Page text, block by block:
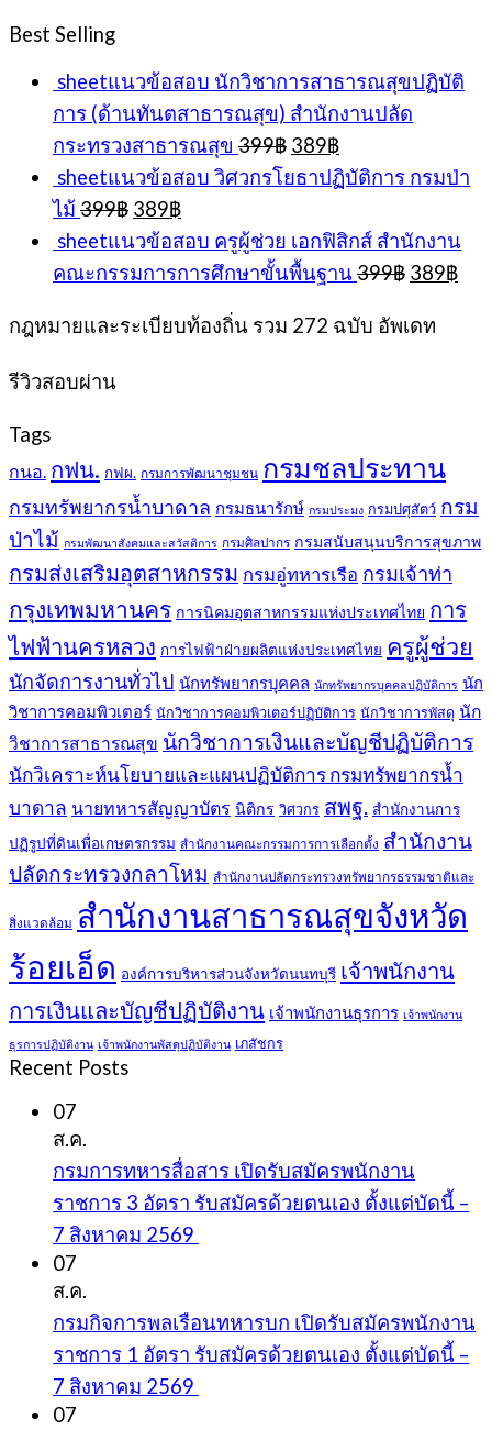
Best Selling
sheetแนวข้อสอบ นักวิชาการสาธารณสุขปฏิบัติ
การ (ด้านทันตสาธารณสุข) สำนักงานปลัด
กระทรวงสาธารณสุข 399฿ Original
price
was:
389฿Current
price
is:
sheetแนวข้อสอบ วิศวกรโยธาปฏิบัติการ กรมป่า
ไม้ 399฿ Original
price
was:
399฿.
389฿Current
is:
389฿.
sheetแนวข้อสอบ ครูผู้ช่วย เอกฟิสิกส์ สำนักงาน
คณะกรรมการการศึกษาขั้นพื้นฐาน 399฿ Original
was:
389฿
กฎหมายและระเบียบท้องถิ่น รวม 272 ฉบับ อัพเดท
รีวิวสอบผ่าน
Tags
กนอ. กฟน. กฟผ. กรมการพัฒนาชุมชน กรมชลประทาน
กรมทรัพยากรน้ำบาดาล กรมธนารักษ์ กรมประมง กรมปศุสัตว์ กรม
ป่าไม้ กรมพัฒนาสังคมและสวัสดิการ กรมศิลปากร กรมสนับสนุนบริการสุขภาพ
กรมส่งเสริมอุตสาหกรรม กรมอู่ทหารเรือ กรมเจ้าท่า
กรุงเทพมหานคร การนิคมอุตสาหกรรมแห่งประเทศไทย การ
ไฟฟ้านครหลวง การไฟฟ้าฝ่ายผลิตแห่งประเทศไทย ครูผู้ช่วย
นักจัดการงานทั่วไป นักทรัพยากรบุคคล นักทรัพยากรบุคคลปฏิบัติการ นัก
วิชาการคอมพิวเตอร์ นักวิชาการคอมพิวเตอร์ปฏิบัติการ นักวิชาการพัสดุ นัก
วิชาการสาธารณสุข นักวิชาการเงินและบัญชีปฏิบัติการ
นักวิเคราะห์นโยบายและแผนปฏิบัติการ กรมทรัพยากรน้ำ
บาดาล นายทหารสัญญาบัตร นิติกร วิศวกร สพฐ. สำนักงานการ
ปฏิรูปที่ดินเพื่อเกษตรกรรม สำนักงานคณะกรรมการการเลือกตั้ง สำนักงาน
ปลัดกระทรวงกลาโหม สำนักงานปลัดกระทรวงทรัพยากรธรรมชาติและ
สิ่งแวดล้อม สำนักงานสาธารณสุขจังหวัด
ร้อยเอ็ด องค์การบริหารส่วนจังหวัดนนทบุรี เจ้าพนักงาน
การเงินและบัญชีปฏิบัติงาน เจ้าพนักงานธุรการ เจ้าพนักงาน
ธุรการปฏิบัติงาน เจ้าพนักงานพัสดุปฏิบัติงาน เภสัชกร
Recent Posts
07
ส.ค.
กรมการทหารสื่อสาร เปิดรับสมัครพนักงาน
ราชการ 3 อัตรา รับสมัครด้วยตนเอง ตั้งแต่บัดนี้ –
7 สิงหาคม 2569
07
ส.ค.
กรมกิจการพลเรือนทหารบก เปิดรับสมัครพนักงาน
ราชการ 1 อัตรา รับสมัครด้วยตนเอง ตั้งแต่บัดนี้ –
7 สิงหาคม 2569
07